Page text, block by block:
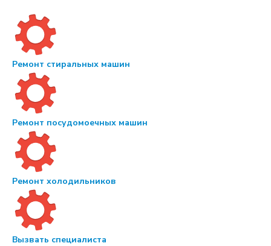
Ремонт стиральных машин
Ремонт посудомоечных машин
Ремонт холодильников
Вызвать специалиста